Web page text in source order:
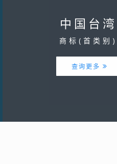
中国台湾
商标(首类别)
查询更多